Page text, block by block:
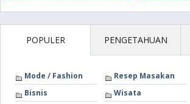
POPULER PENGETAHUAN
Mode / Fashion
Resep Masakan
Bisnis
Wisata